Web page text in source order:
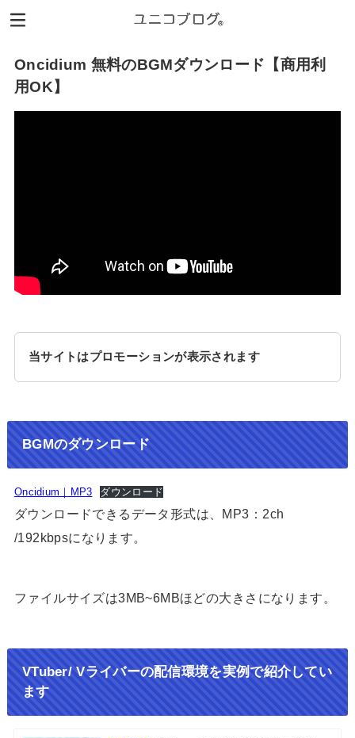
Oncidium 無料のBGMダウンロード【商用利
用OK】
当サイトはプロモーションが表示されます
BGMのダウンロード
Oncidium｜MP3 ダウンロード
ダウンロードできるデータ形式は、MP3：2ch
/192kbpsになります。
ファイルサイズは3MB~6MBほどの大きさになります。
VTuber/ Vライバーの配信環境を実例で紹介してい
ます